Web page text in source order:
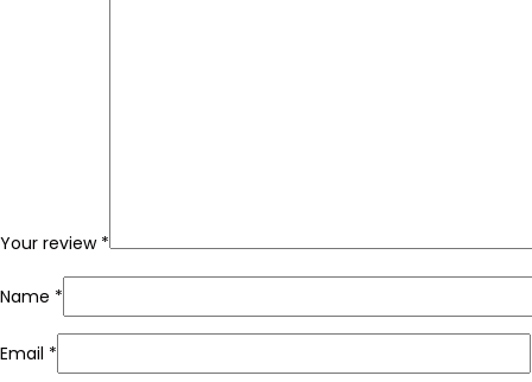
Your review *
Name *
Email *